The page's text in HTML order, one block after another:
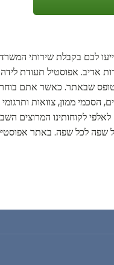
לכם בקבלת שירותי
אדיב. אפוסטיל תעודת לידה
שבאתר. כאשר אתם
הסכמי ממון, צוואות
לקוחותינו המרוצים
מכל שפה לכל שפה. באתר